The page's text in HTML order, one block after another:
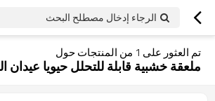
الرجاء إدخال مصطلح البحث
تم العثور على 1 من المنتجات حول
ملعقة خشبية قابلة للتحلل حيويا عيدان